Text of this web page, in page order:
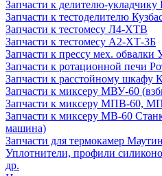
Запчасти к делителю-
Запчасти к тестоделителю
Запчасти к тестомесу Л4-ХТВ
Запчасти к тестомесу А2-ХТ-3Б
Запчасти к прессу мех. обвалки
Запчасти к ротационной печи
Запчасти к расстойному шкафу
Запчасти к миксеру МВУ-60
Запчасти к миксеру МПВ-60,
Запчасти к миксеру МВ-60
машина)
Запчасти для термокамер
Уплотнители, профили
др.